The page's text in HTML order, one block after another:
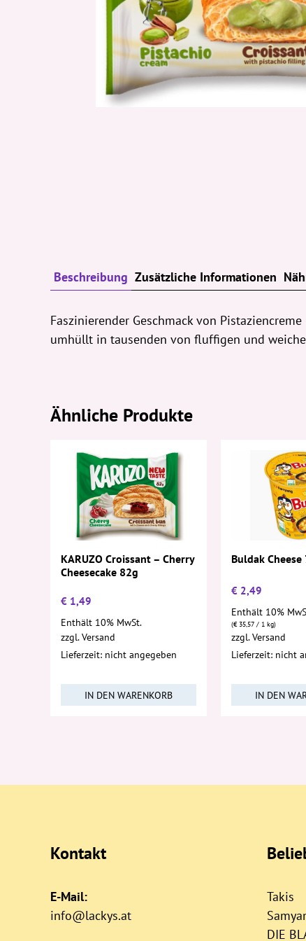
Beschreibung Zusätzliche Informationen
Faszinierender Geschmack von
umhüllt in tausenden von fluffigen und
Ähnliche Produkte
KARUZO Croissant – Cherry
Cheesecake 82g
€ 1,49
Enthält 10% MwSt.
zzgl.Versand
Lieferzeit: nicht angegeben
IN DEN WARENKORB
Buldak Cheese
€ 2,49
Enthält 10%
(€35,57 / 1 kg)
zzgl.Versand
Lieferzeit: nicht
IN DEN
Kontakt
E-Mail:
info@lackys.at
Takis
DIE